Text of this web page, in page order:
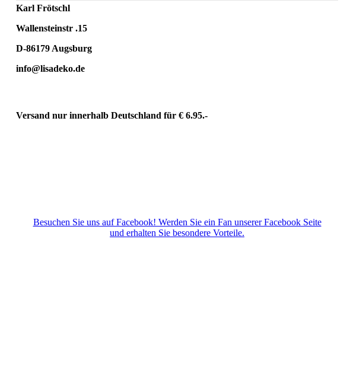
Karl Frötschl
Wallensteinstr .15
D-86179 Augsburg
info@lisadeko.de
Versand nur innerhalb Deutschland für € 6.95.-
Besuchen Sie uns auf Facebook! Werden Sie ein Fan unserer Facebook Seite
und erhalten Sie besondere Vorteile.